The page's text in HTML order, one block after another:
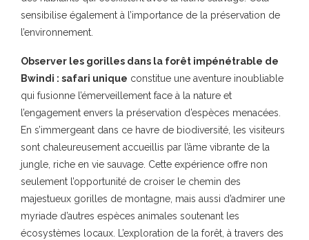
sensibilise également à l’importance de la préservation de
l’environnement.
Observer les gorilles dans la forêt impénétrable de
Bwindi : safari unique constitue une aventure inoubliable
qui fusionne l’émerveillement face à la nature et
l’engagement envers la préservation d’espèces menacées.
En s’immergeant dans ce havre de biodiversité, les visiteurs
sont chaleureusement accueillis par l’âme vibrante de la
jungle, riche en vie sauvage. Cette expérience offre non
seulement l’opportunité de croiser le chemin des
majestueux gorilles de montagne, mais aussi d’admirer une
myriade d’autres espèces animales soutenant les
écosystèmes locaux. L’exploration de la forêt, à travers des